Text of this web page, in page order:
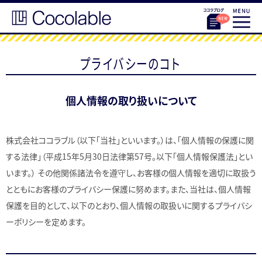
プライバシーのコト
個人情報の取り扱いについて
株式会社ココラブル（以下「当社」といいます。）は、「個人情報の保護に関
する法律」（平成15年5月30日法律第57号。以下「個人情報保護法」とい
います。） その他関係諸法令を遵守し、お客様の個人情報を適切に取扱う
とともにお客様のプライバシー保護に努めます。また、当社は、個人情報
保護を目的として、以下のとおり、個人情報の取扱いに関するプライバシ
ーポリシーを定めます。